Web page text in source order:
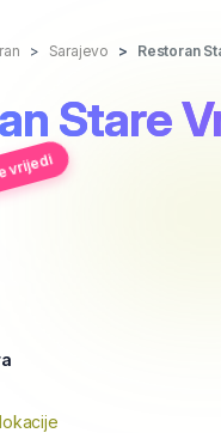
Sarajevo Restoran
Stare
vrijedi